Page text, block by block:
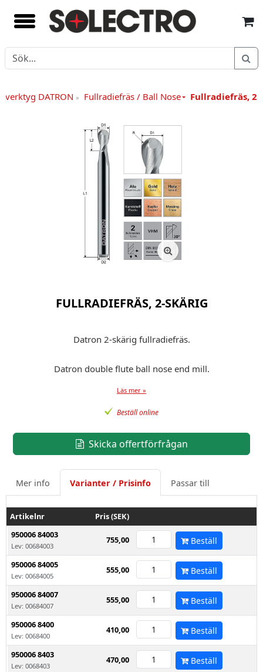
DATRON » Fullradiefräs / Ball Nose Fullradiefräs,
FULLRADIEFRÄS, 2-SKÄRIG
Datron 2-skärig fullradiefräs.
Datron double flute ball nose end mill.
Läs mer »
Beställ online
Skicka offertförfrågan
Mer info Varianter / Prisinfo Passar till
Artikelnr
Pris (SEK)
950006 84003
Lev: 00684003
755,00 Beställ
950006 84005
Lev: 00684005
555,00 Beställ
950006 84007
Lev: 00684007
555,00 Beställ
950006 8400
Lev: 0068400
410,00 Beställ
950006 8403
Lev: 0068403
470,00 Beställ